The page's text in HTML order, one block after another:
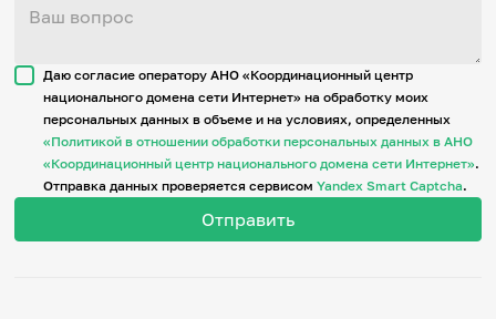
Даю согласие оператору АНО «Координационный центр
национального домена сети Интернет» на обработку моих
персональных данных в объеме и на условиях, определенных
«Политикой в отношении обработки персональных данных в АНО
«Координационный центр национального домена сети Интернет».
Отправка данных проверяется сервисомYandex Smart Captcha.